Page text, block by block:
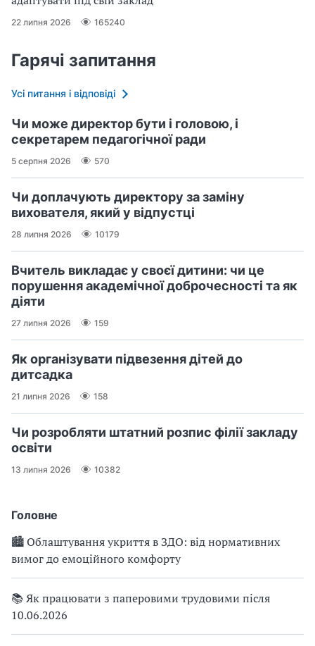
Головне
🏙 Облаштування укриття в ЗДО: від нормативних
вимог до емоційного комфорту
📚 Як працювати з паперовими трудовими після
10.06.2026
22 липня 2026 165240
Гарячі запитання
Усі питання і відповіді
Чи може директор бути і головою, і
секретарем педагогічної ради
5 серпня 2026 570
Чи доплачують директору за заміну
вихователя, який у відпустці
28 липня 2026 10179
Вчитель викладає у своєї дитини: чи це
порушення академічної доброчесності та як
діяти
27 липня 2026 159
Як організувати підвезення дітей до
дитсадка
21 липня 2026 158
Чи розробляти штатний розпис філії закладу
освіти
13 липня 2026 10382